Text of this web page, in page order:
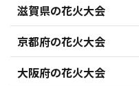
滋賀県の花火大会
京都府の花火大会
大阪府の花火大会